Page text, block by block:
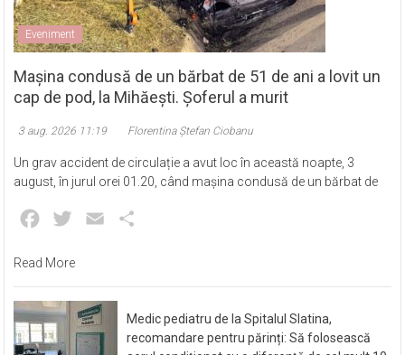
Eveniment
Mașina condusă de un bărbat de 51 de ani a lovit un
cap de pod, la Mihăești. Șoferul a murit
3 aug. 2026 11:19 Florentina Ștefan Ciobanu
Un grav accident de circulație a avut loc în această noapte, 3
august, în jurul orei 01.20, când mașina condusă de un bărbat de
Facebook
Twitter Email
Read More
Medic pediatru de la Spitalul Slatina,
recomandare pentru părinți: Să folosească